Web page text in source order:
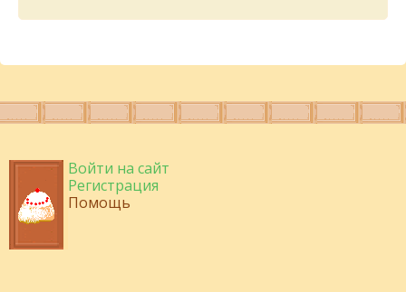
Войти на сайт
Регистрация
Помощь